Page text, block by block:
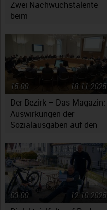
Zwei Nachwuchstalente
beim
Oberfranken
Der Bezirk – Das Magazin:
Auswirkungen der
Sozialausgaben auf den
18.11.2025
15:00
12.10.2025
03:00